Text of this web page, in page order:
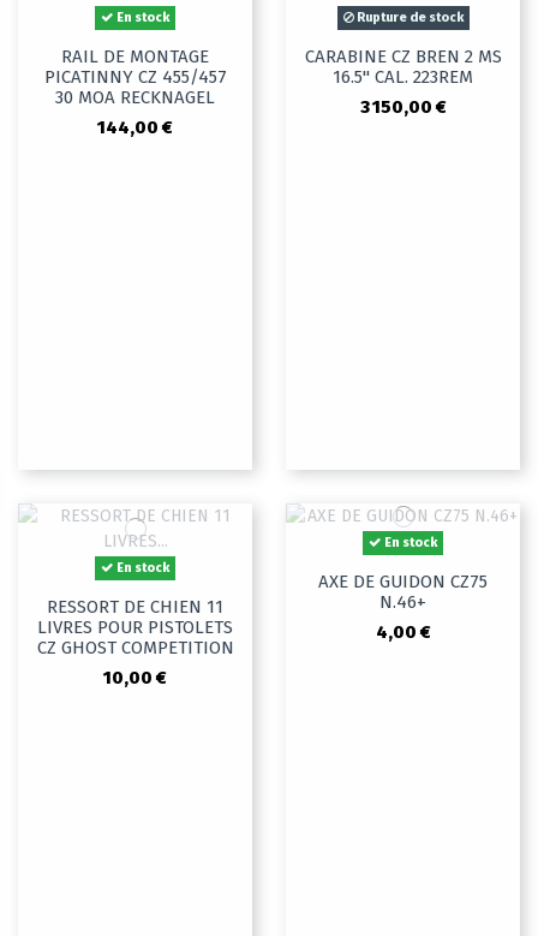
En stock
RAIL DE MONTAGE
PICATINNY CZ 455/457
30 MOA RECKNAGEL
144,00 €
Rupture de stock
CARABINE CZ BREN 2 MS
16.5" CAL. 223REM
3 150,00 €
En stock
RESSORT DE CHIEN 11
LIVRES POUR PISTOLETS
CZ GHOST COMPETITION
10,00 €
En stock
AXE DE GUIDON CZ75
N.46+
4,00 €